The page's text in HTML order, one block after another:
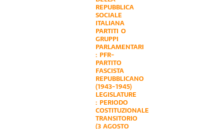
REPUBBLICA
SOCIALE
ITALIANA
PARTITI O
GRUPPI
PARLAMENTARI
: PFR-
PARTITO
FASCISTA
REPUBBLICANO
(1943-1945)
LEGISLATURE
: PERIODO
COSTITUZIONALE
TRANSITORIO
(3 AGOSTO